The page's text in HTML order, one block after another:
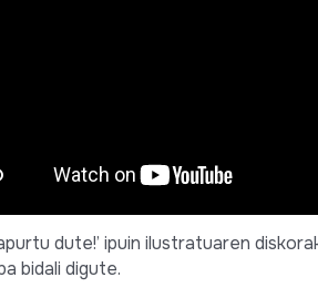
dute!’ ipuin ilustratuaren
bidali digute.